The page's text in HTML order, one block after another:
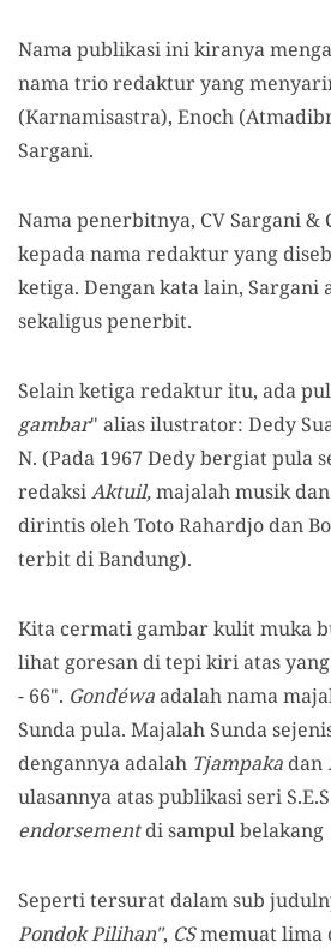
Nama publikasi ini kiranya
nama trio redaktur yang
(Karnamisastra), Enoch
Sargani.
Nama penerbitnya, CV Sargani &
kepada nama redaktur yang
ketiga. Dengan kata lain, Sargani
sekaligus penerbit.
Selain ketiga redaktur itu, ada
gambar" alias ilustrator: Dedy
N. (Pada 1967 Dedy bergiat pula
redaksiAktuil,majalah musik
dirintis oleh Toto Rahardjo dan
terbit di Bandung).
Kita cermati gambar kulit muka
lihat goresan di tepi kiri atas
- 66". Gondéwaadalah nama
Sunda pula. Majalah Sunda
dengannya adalah Tjampaka dan
ulasannya atas publikasi seri
endorsementdi sampul belakang
Seperti tersurat dalam sub
Pondok Pilihan", CSmemuat lima